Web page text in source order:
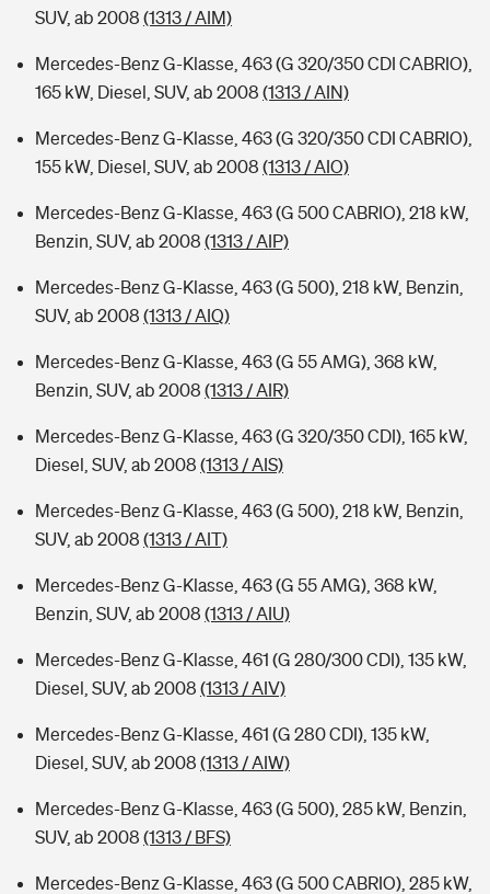
SUV, ab 2008 (1313 / AIM)
Mercedes-Benz G-Klasse, 463 (G 320/350 CDI CABRIO),
165 kW, Diesel, SUV, ab 2008 (1313 / AIN)
Mercedes-Benz G-Klasse, 463 (G 320/350 CDI CABRIO),
155 kW, Diesel, SUV, ab 2008 (1313 / AIO)
Mercedes-Benz G-Klasse, 463 (G 500 CABRIO), 218 kW,
Benzin, SUV, ab 2008 (1313 / AIP)
Mercedes-Benz G-Klasse, 463 (G 500), 218 kW, Benzin,
SUV, ab 2008 (1313 / AIQ)
Mercedes-Benz G-Klasse, 463 (G 55 AMG), 368 kW,
Benzin, SUV, ab 2008 (1313 / AIR)
Mercedes-Benz G-Klasse, 463 (G 320/350 CDI), 165 kW,
Diesel, SUV, ab 2008 (1313 / AIS)
Mercedes-Benz G-Klasse, 463 (G 500), 218 kW, Benzin,
SUV, ab 2008 (1313 / AIT)
Mercedes-Benz G-Klasse, 463 (G 55 AMG), 368 kW,
Benzin, SUV, ab 2008 (1313 / AIU)
Mercedes-Benz G-Klasse, 461 (G 280/300 CDI), 135 kW,
Diesel, SUV, ab 2008 (1313 / AIV)
Mercedes-Benz G-Klasse, 461 (G 280 CDI), 135 kW,
Diesel, SUV, ab 2008 (1313 / AIW)
Mercedes-Benz G-Klasse, 463 (G 500), 285 kW, Benzin,
SUV, ab 2008 (1313 / BFS)
Mercedes-Benz G-Klasse, 463 (G 500 CABRIO), 285 kW,